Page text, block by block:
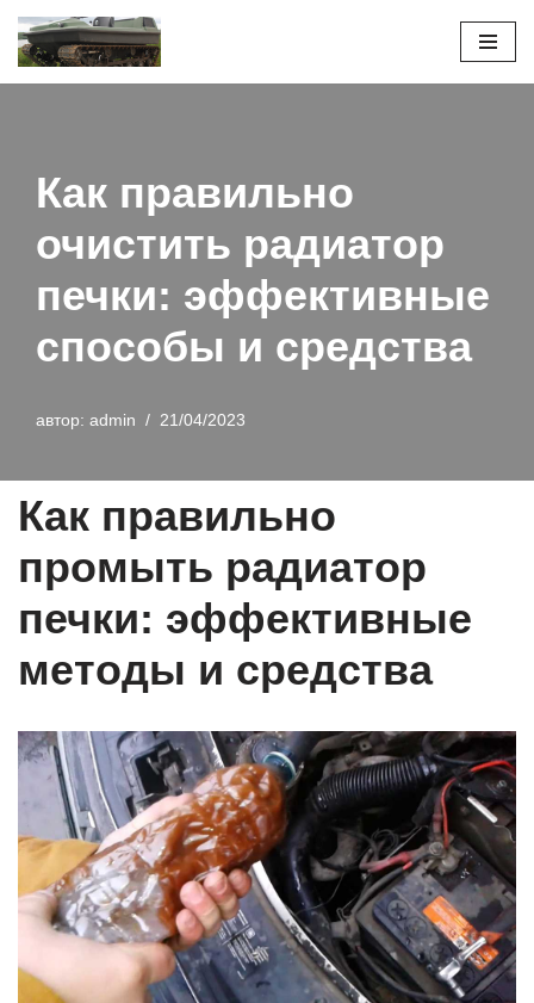
Перейти
Как правильно
очистить радиатор
печки: эффективные
способы и средства
автор: admin 21/04/2023
Как правильно
промыть радиатор
печки: эффективные
методы и средства